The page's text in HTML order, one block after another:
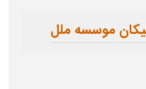
موسسه ملل